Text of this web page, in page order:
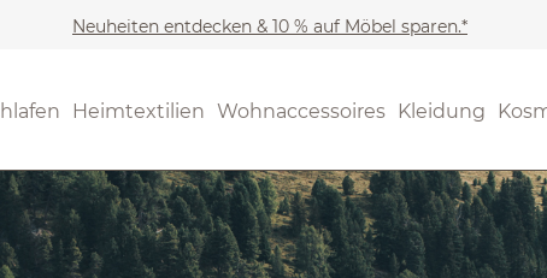
Neuheiten entdecken & 10 % auf Möbel sparen.*
Heimtextilien Wohnaccessoires Kleidung